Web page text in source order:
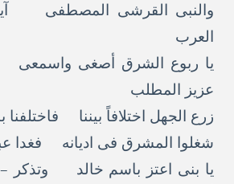
والنبى القرشى المصطفى
العرب
يا ربوع الشرق أصغى
عزيز المطلب
زرع الجهل اختلافاً بيننا فاختلفنا
شغلوا المشرق فى اديانه فغدا
يا بنى اعتز باسم خالد وتذكر